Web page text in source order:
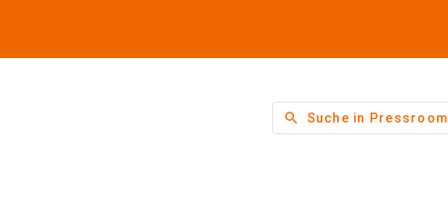
search Suche in Pressroom